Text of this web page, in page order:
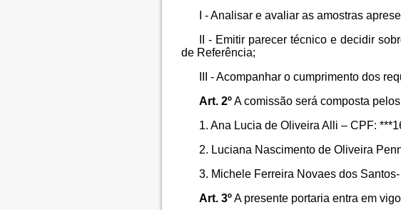
I - Analisar e avaliar as amostras
II - Emitir parecer técnico e decidir
de Referência;
III - Acompanhar o cumprimento dos
Art. 2ºA comissão será composta
1. Ana Lucia de Oliveira Alli – CPF:
2. Luciana Nascimento de Oliveira
3. Michele Ferreira Novaes dos
Art. 3ºA presente portaria entra em